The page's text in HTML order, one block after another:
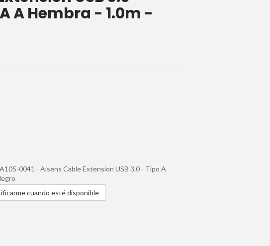
A Hembra - 1.0m -
0041 - Aisens Cable Extension USB 3.0 - Tipo A
cuando esté disponible